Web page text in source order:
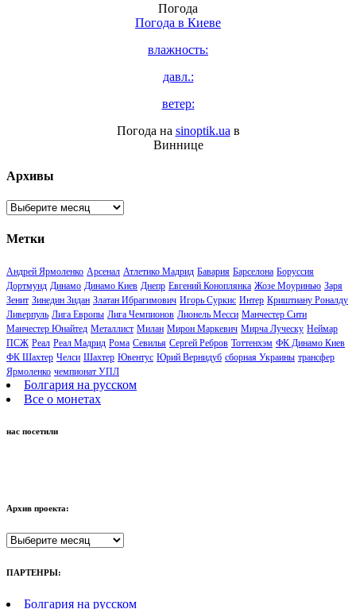
Погода
Погода в Киеве
влажность:
давл.:
ветер:
Погода на sinoptik.ua в
Виннице
Архивы
Архивы
Метки
Андрей Ярмоленко Арсенал Атлетико Мадрид Бавария Барселона Боруссия
Дортмунд Динамо Динамо Киев Днепр Евгений Коноплянка Жозе Моуринью Заря
Зенит Зинедин Зидан Златан Ибрагимович Игорь Суркис Интер Криштиану Роналду
Ливерпуль Лига Европы Лига Чемпионов Лионель Месси Манчестер Сити
Манчестер Юнайтед Металлист Милан Мирон Маркевич Мирча Луческу Неймар
ПСЖ Реал Реал Мадрид Рома Севилья Сергей Ребров Тоттенхэм ФК Динамо Киев
ФК Шахтер Челси Шахтер Ювентус Юрий Вернидуб сборная Украины трансфер
Ярмоленко чемпионат УПЛ
Болгария на русском
Все о монетах
нас посетили
Архив проекта:
Архив
ПАРТЕНРЫ:
Болгария на русском